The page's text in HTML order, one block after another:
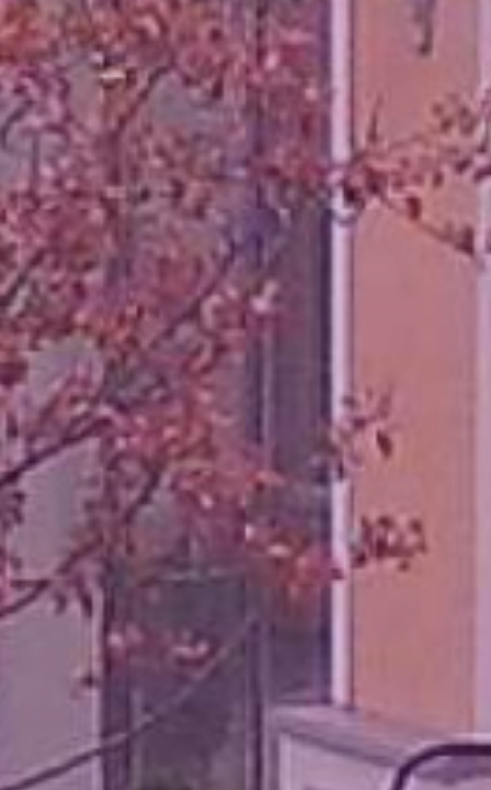
Unsere Events
Mache bei uns mit!
Deine Spende für Volt!
In Bayern vor Ort
Transparenz
Datenschutz
Impressum
Kontakt